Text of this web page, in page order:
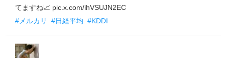
てますね📈 pic.x.com/ihVSUJN2EC
#メルカリ
#日経平均 #KDDI